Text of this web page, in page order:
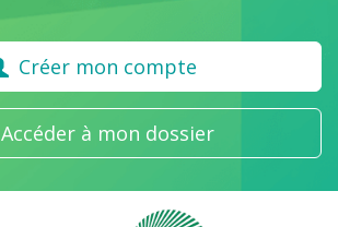
Créer mon compte
Accéder à mon dossier